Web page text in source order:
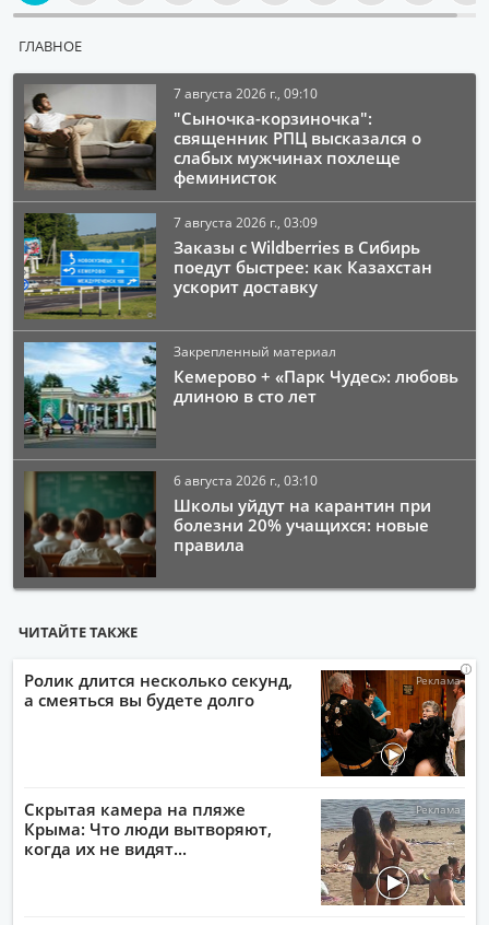
ГЛАВНОЕ
7 августа 2026 г., 09:10
"Сыночка-корзиночка":
священник РПЦ высказался о
слабых мужчинах похлеще
феминисток
7 августа 2026 г., 03:09
Заказы с Wildberries в Сибирь
поедут быстрее: как Казахстан
ускорит доставку
Закрепленный материал
Кемерово + «Парк Чудес»: любовь
длиною в сто лет
6 августа 2026 г., 03:10
Школы уйдут на карантин при
болезни 20% учащихся: новые
правила
ЧИТАЙТЕ ТАКЖЕ
i
Ролик длится несколько секунд,
а смеяться вы будете долго
i
Скрытая камера на пляже
Крыма: Что люди вытворяют,
когда их не видят...
ii